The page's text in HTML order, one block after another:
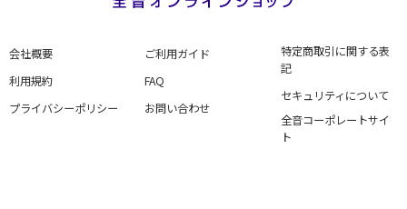
会社概要
利用規約
プライバシーポリシー
ご利用ガイド
FAQ
お問い合わせ
特定商取引に関する表
記
セキュリティについて
全音コーポレートサイ
ト